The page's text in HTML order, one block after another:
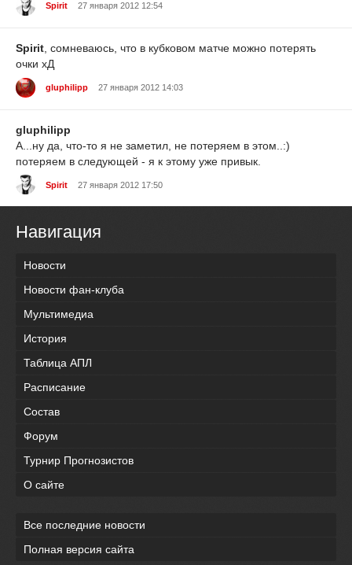
Spirit 27 января 2012 12:54
Spirit , сомневаюсь, что в кубковом матче можно потерять
очки хД
gluphilipp 27 января 2012 14:03
gluphilipp
А...ну да, что-то я не заметил, не потеряем в этом..:)
потеряем в следующей - я к этому уже привык.
Spirit 27 января 2012 17:50
Навигация
Новости
Новости фан-клуба
Мультимедиа
История
Таблица АПЛ
Расписание
Состав
Форум
Турнир Прогнозистов
О сайте
Все последние новости
Полная версия сайта